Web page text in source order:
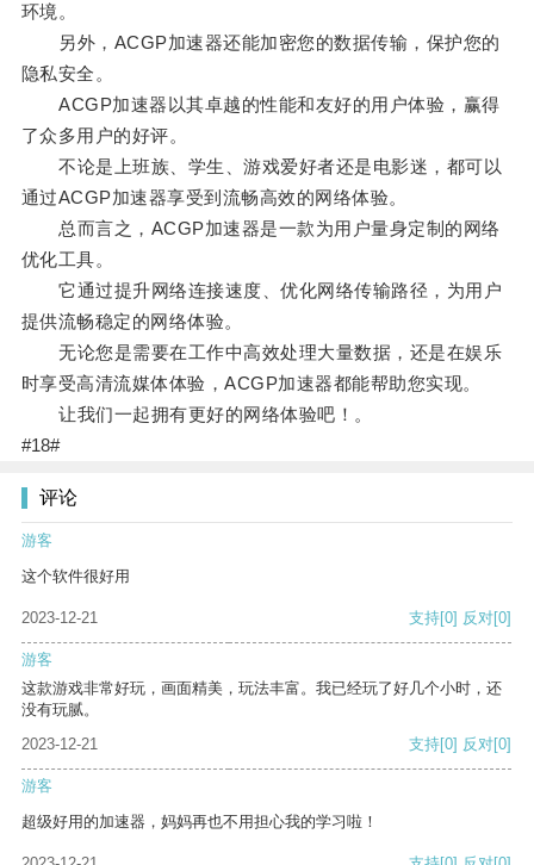
环境。
另外，ACGP加速器还能加密您的数据传输，保护您的
隐私安全。
ACGP加速器以其卓越的性能和友好的用户体验，赢得
了众多用户的好评。
不论是上班族、学生、游戏爱好者还是电影迷，都可以
通过ACGP加速器享受到流畅高效的网络体验。
总而言之，ACGP加速器是一款为用户量身定制的网络
优化工具。
它通过提升网络连接速度、优化网络传输路径，为用户
提供流畅稳定的网络体验。
无论您是需要在工作中高效处理大量数据，还是在娱乐
时享受高清流媒体体验，ACGP加速器都能帮助您实现。
让我们一起拥有更好的网络体验吧！。
#18#
评论
游客
这个软件很好用
2023-12-21 支持[0] 反对[0]
游客
这款游戏非常好玩，画面精美，玩法丰富。我已经玩了好几个小时，还
没有玩腻。
2023-12-21
支持[0] 反对[0]
游客
超级好用的加速器，妈妈再也不用担心我的学习啦！